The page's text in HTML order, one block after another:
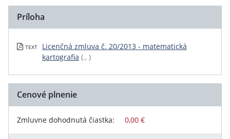
Príloha
TEXT
Licenčná zmluva č. 20/2013 - matematická
kartografia (., )
Cenové plnenie
Zmluvne dohodnutá čiastka: 0,00 €